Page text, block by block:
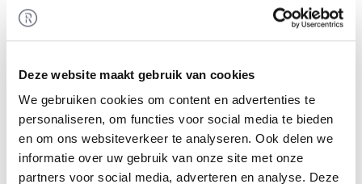
Deze website maakt gebruik van cookies
We gebruiken cookies om content en advertenties te
personaliseren, om functies voor social media te bieden
en om ons websiteverkeer te analyseren. Ook delen we
informatie over uw gebruik van onze site met onze
partners voor social media, adverteren en analyse. Deze
sterke positie opgebouwd in onder meer de
horeca, bedrijfscatering en de zorg. Het
professionele keukens en onderscheidt zich door
technische expertise, maatwerkoplossingen en
een sterke serviceorganisatie. Met circa 230
medewerkers en zes vestigingen door heel
Nederland is Hakvoort Professional een
gevestigde naam in de Nederlandse